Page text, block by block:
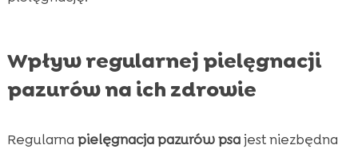
Wpływ regularnej pielęgnacji
pazurów na ich zdrowie
Regularna pielęgnacja pazurów psajest niezbędna